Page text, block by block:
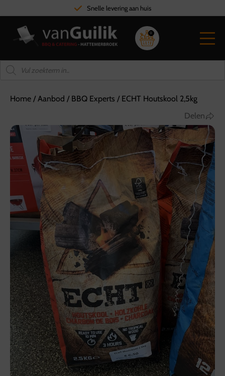
Snelle levering aan huis
0
Home /Aanbod / BBQ Experts / ECHT Houtskool 2,5kg
Delen